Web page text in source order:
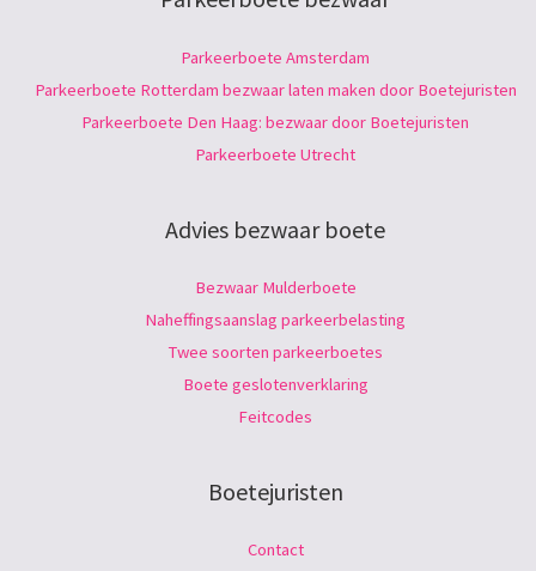
Parkeerboete Amsterdam
Parkeerboete Rotterdam bezwaar laten maken door Boetejuristen
Parkeerboete Den Haag: bezwaar door Boetejuristen
Parkeerboete Utrecht
Advies bezwaar boete
Bezwaar Mulderboete
Naheffingsaanslag parkeerbelasting
Twee soorten parkeerboetes
Boete geslotenverklaring
Feitcodes
Boetejuristen
Contact